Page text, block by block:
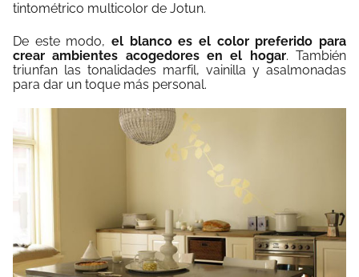
tintométrico multicolor de Jotun.
De este modo, el blanco es el color preferido para
crear ambientes acogedores en el hogar. También
triunfan las tonalidades marfil, vainilla y asalmonadas
para dar un toque más personal.